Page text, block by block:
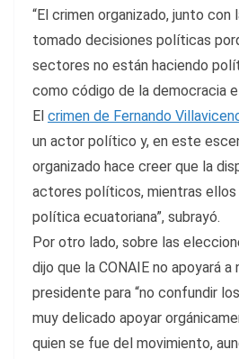
“El crimen organizado, junto con
tomado decisiones políticas
sectores no están haciendo
como código de la democracia
El crimen de Fernando
un actor político y, en este
organizado hace creer que la
actores políticos, mientras ellos
política ecuatoriana”, subrayó.
Por otro lado, sobre las
dijo que la CONAIE no apoyará a
presidente para “no confundir
muy delicado apoyar
quien se fue del movimiento,